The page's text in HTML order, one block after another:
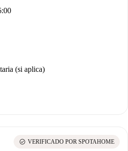
(si aplica)
check_circle VERIFICADO POR SPOTAHOME